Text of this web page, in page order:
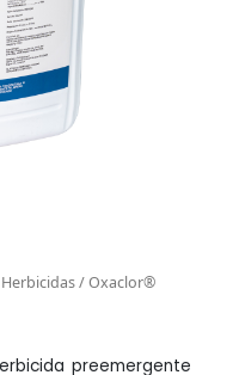
Herbicidas/ Oxaclor®
preemergente